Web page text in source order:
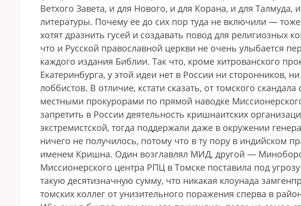
Ветхого Завета, и для Нового, и для Корана, и для
литературы. Почему ее до сих пор туда не включили —
хотят дразнить гусей и создавать повод для религиозных
что и Русской православной церкви не очень улыбается
каждого издания Библии. Так что, кроме хитрованского
Екатеринбурга, у этой идеи нет в России ни сторонников,
лоббистов. В отличие, кстати сказать, от томского скандала
местными прокурорами по прямой наводке
запретить в России деятельность кришнаитских
экстремистской, тогда поддержали даже в окружении
ничего не получилось, потому что в ту пору в индийском
именем Кришна. Один возглавлял МИД, другой —
Миссионерского центра РПЦ в Томске поставила под
такую десятизначную сумму, что никакая клоунада
томских коллег от унизительного поражения сперва в